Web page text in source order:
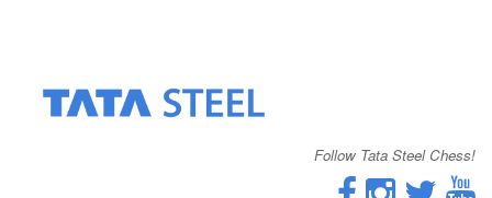
Follow Tata Steel Chess!